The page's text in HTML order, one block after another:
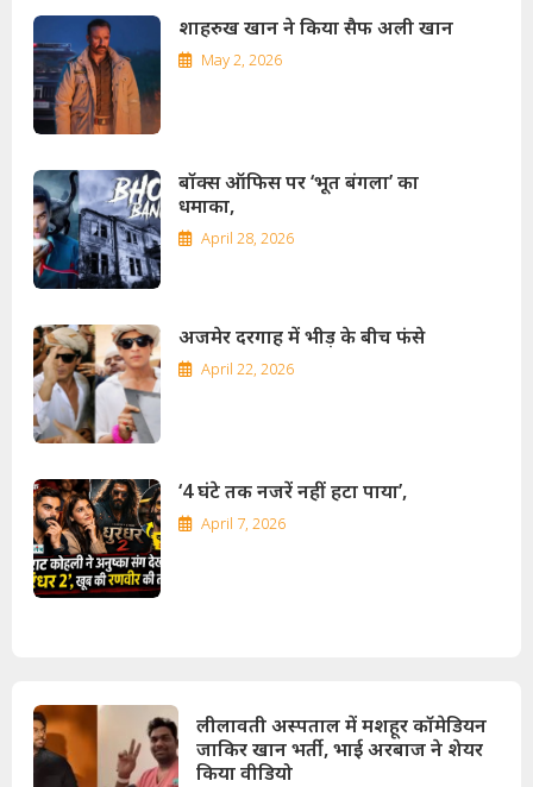
शाहरुख खान ने किया सैफ अली खान
May 2, 2026
बॉक्स ऑफिस पर ‘भूत बंगला’ का
धमाका,
April 28, 2026
अजमेर दरगाह में भीड़ के बीच फंसे
April 22, 2026
‘4 घंटे तक नजरें नहीं हटा पाया’,
April 7, 2026
लीलावती अस्पताल में मशहूर कॉमेडियन
जाकिर खान भर्ती, भाई अरबाज ने शेयर
किया वीडियो